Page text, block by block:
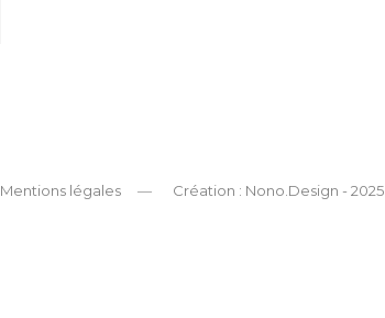
Mentions légales Création : Nono.Design - 2025